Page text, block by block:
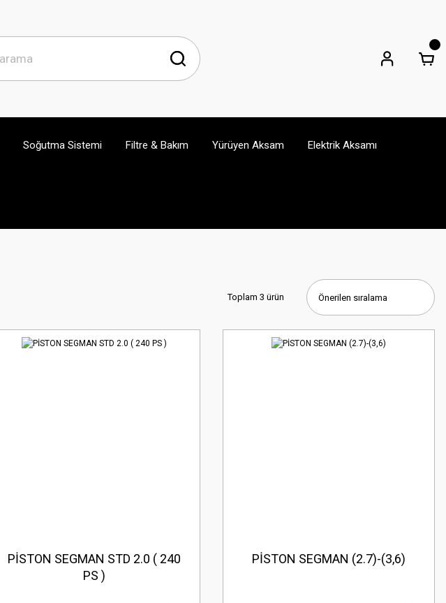
Soğutma Sistemi Filtre & Bakım Yürüyen Aksam Elektrik Aksamı
Toplam 3 ürün
PİSTON SEGMAN STD 2.0 ( 240
PS )
PİSTON SEGMAN (2.7)-(3,6)